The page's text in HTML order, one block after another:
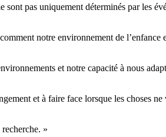
sont pas uniquement déterminés par les
notre environnement de
et notre capacité à nous
et à faire face lorsque les choses
»